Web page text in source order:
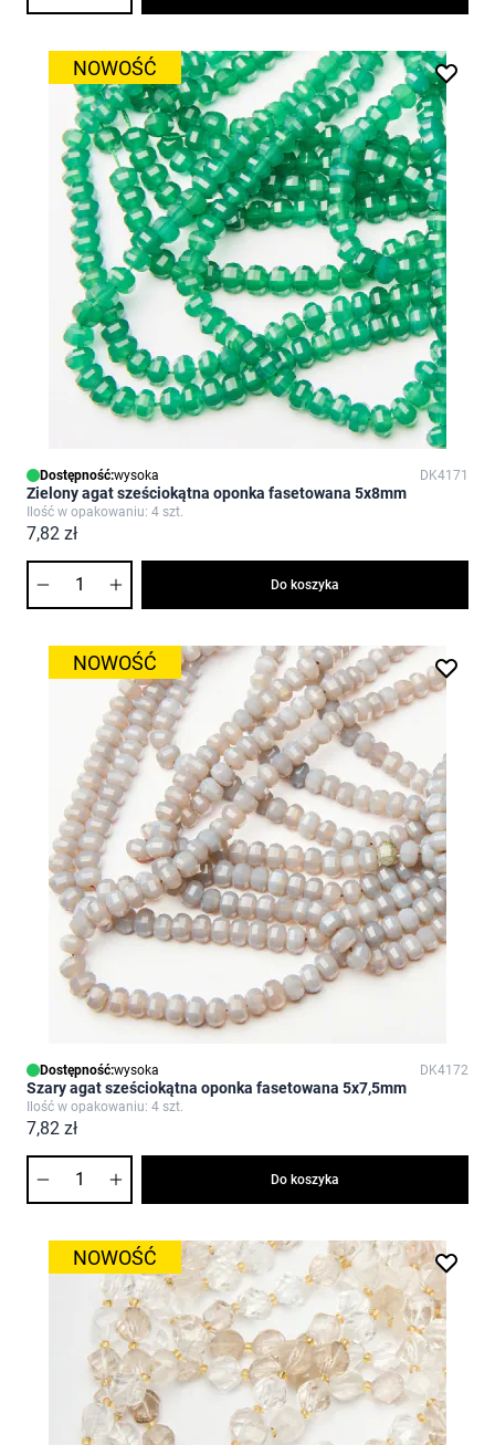
NOWOŚĆ
Dostępność:wysoka DK4171
Zielony agat sześciokątna oponka fasetowana 5x8mm
Ilość w opakowaniu: 4 szt.
7,82 zł
Do koszyka
NOWOŚĆ
Dostępność:wysoka DK4172
Szary agat sześciokątna oponka fasetowana 5x7,5mm
Ilość w opakowaniu: 4 szt.
7,82 zł
Do koszyka
NOWOŚĆ